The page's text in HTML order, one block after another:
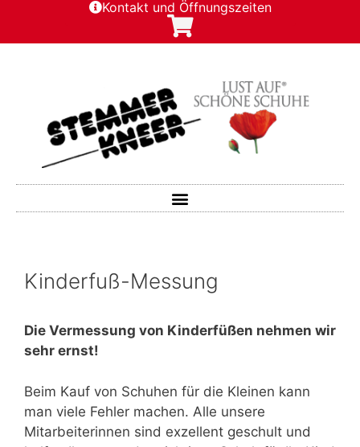
Kontakt und Öffnungszeiten
Kinderfuß-Messung
Die Vermessung von Kinderfüßen nehmen wir
sehr ernst!
Beim Kauf von Schuhen für die Kleinen kann
man viele Fehler machen. Alle unsere
Mitarbeiterinnen sind exzellent geschult und